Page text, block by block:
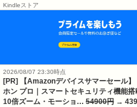
Kindleストア
2026/08/07 23:30時点
[PR] 【Amazonデバイスサマーセール
ホン プロ｜スマートセキュリティ機能
10倍ズーム・モーショ… 54900円 →